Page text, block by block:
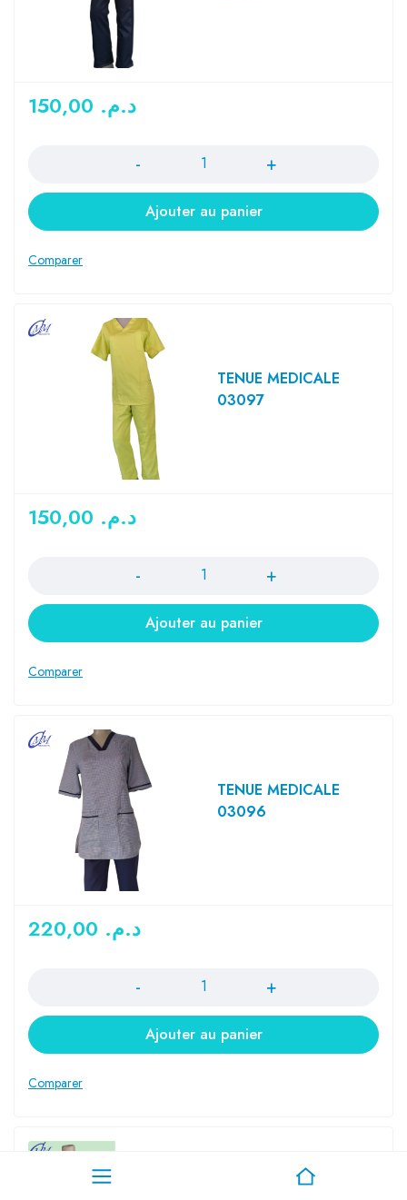
د.م.
Ajouter au panier
TENUE MEDICALE
03097
د.م.
Ajouter au panier
TENUE MEDICALE
03096
د.م.
Ajouter au panier